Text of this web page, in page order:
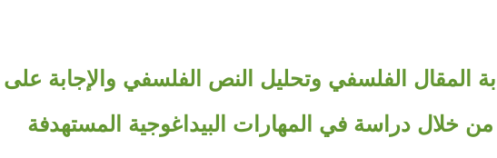
المقال الفلسفي وتحليل النص الفلسفي والإجابة على
من خلال دراسة في المهارات البيداغوجية المستهدفة